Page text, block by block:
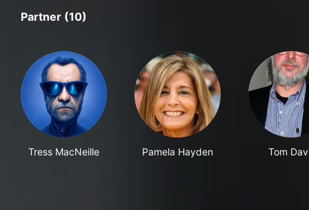
Partner (10)
Tress MacNeille Pamela Hayden Tom